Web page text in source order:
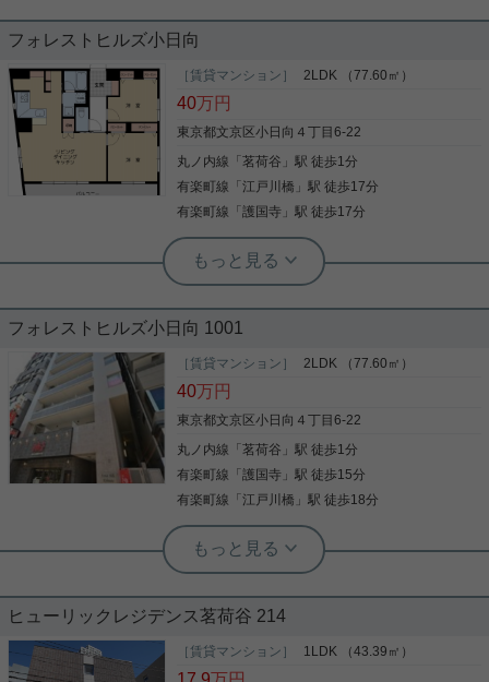
ン！100㎡以上、1SLDK！
茗荷谷駅から平坦な道のり！ 駅近分譲マンションの
1SLDKをご紹介です！ 14階建ての7階！ 100㎡以上
コニーからは富士山が望め、 眺望もしっかりござい
ます！ お気軽にお問い合わせくださいませ！ ★お電
話でのご相談もお気軽にどうぞ★ 実用春日ホーム株
式会社 茗荷谷店 TEL：03-6902-5021
写真(9)
「小日向テラス」はいかがでしょうか。文京区立小
日向台町幼稚園まで徒歩6分なので、送り迎えも楽
です。独立洗面台なので床が水で濡れたり鏡が曇っ
たりしにくく、清潔な状態を保ちやすくなっており
備え付けられているので、衣類や日用品の収納に重
宝します。快適な生活を送ることのできる、エアコ
ン付きの物件です。文京区エリアや丸ノ内線茗荷谷
近くでお部屋探しをするなら、当社にお任せ下さ
い。お客様の求めるお部屋がきっと見つかります。
写真(9)
詳細を見る
フォレストヒルズ小日向
［賃貸マンション］ 2LDK （77.60㎡）
40万円
東京都文京区小日向４丁目6-22
丸ノ内線 「茗荷谷 」駅 徒歩1分
有楽町線 「江戸川橋 」駅 徒歩17分
有楽町線 「護国寺 」駅 徒歩17分
実用春日ホーム 茗荷谷駅前センター 齊藤敏孝
☆室内リノベーション済み☆ペット飼
内装が魅力的です♪ お部屋は収納たっぷりな２LDK
広々としたL字キッチンで料理も捗ります！ さらに
うれしいグリル付き３口コンロ ３方向角部屋なので
窓が多く、明るい雰囲気です 最上階の１０階で眺望
は緑も多く、散歩にピッタリです♪ 茗荷谷駅から徒
歩１分の超駅近マンション 少しでも気になった方は
ぜひお気軽にご連絡ください！
写真(9)
詳細を見る
フォレストヒルズ小日向 1001
［賃貸マンション］ 2LDK （77.60㎡）
40万円
東京都文京区小日向４丁目6-22
丸ノ内線 「茗荷谷 」駅 徒歩1分
有楽町線 「護国寺 」駅 徒歩15分
有楽町線 「江戸川橋 」駅 徒歩18分
実用春日ホーム 茗荷谷店 上村啓士
【窪町小学区】茗荷谷駅徒歩1分☆大型
「フォレストヒルズ小日向」11階のお部屋が募集開
始となりました。 最上階角部屋のため陽当たり、眺
ヒューリックレジデンス茗荷谷 214
［賃貸マンション］ 1LDK （43.39㎡）